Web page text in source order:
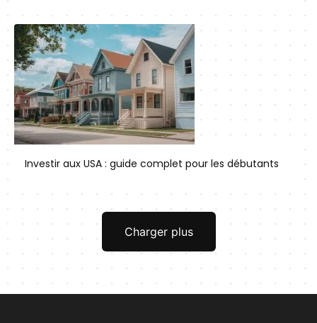
Investir aux USA : guide complet pour les débutants
Charger plus